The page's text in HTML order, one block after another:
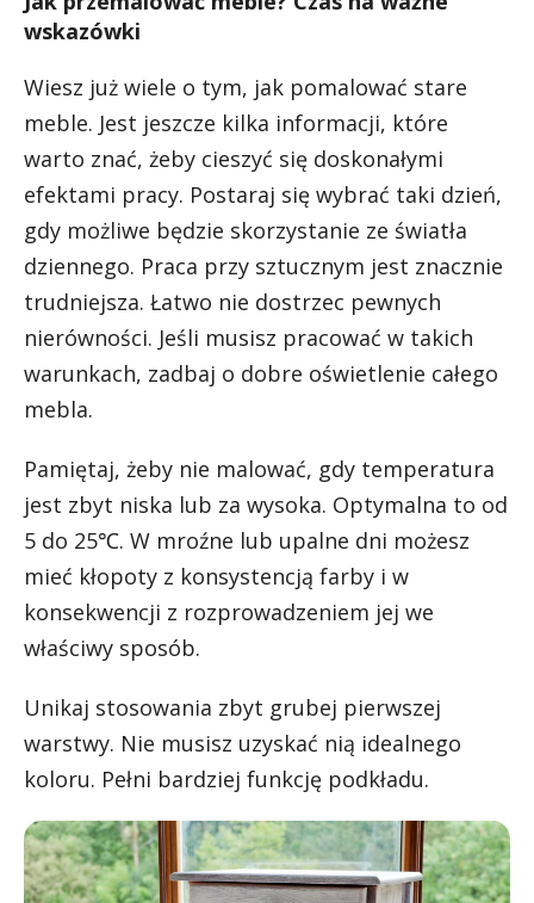
wskazówki
Wiesz już wiele o tym, jak pomalować stare
meble. Jest jeszcze kilka informacji, które
warto znać, żeby cieszyć się doskonałymi
efektami pracy. Postaraj się wybrać taki dzień,
gdy możliwe będzie skorzystanie ze światła
dziennego. Praca przy sztucznym jest znacznie
trudniejsza. Łatwo nie dostrzec pewnych
nierówności. Jeśli musisz pracować w takich
warunkach, zadbaj o dobre oświetlenie całego
mebla.
Pamiętaj, żeby nie malować, gdy temperatura
jest zbyt niska lub za wysoka. Optymalna to od
5 do 25℃. W mroźne lub upalne dni możesz
mieć kłopoty z konsystencją farby i w
konsekwencji z rozprowadzeniem jej we
właściwy sposób.
Unikaj stosowania zbyt grubej pierwszej
warstwy. Nie musisz uzyskać nią idealnego
koloru. Pełni bardziej funkcję podkładu.